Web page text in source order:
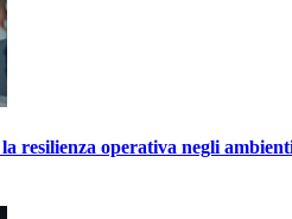
resilienza operativa negli